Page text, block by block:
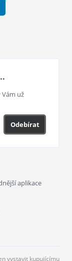
už
Odebírat
aplikace
vystavit kupujícímu